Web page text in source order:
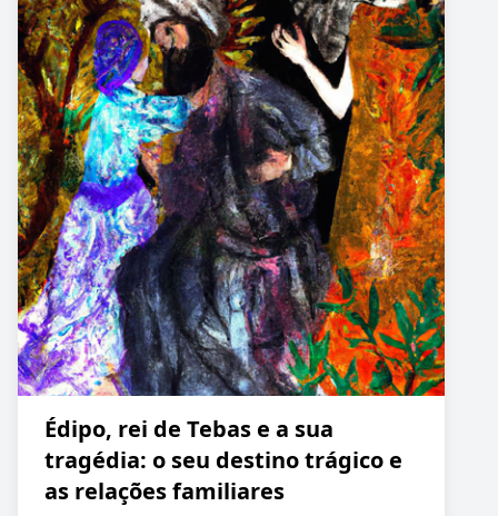
Édipo, rei de Tebas e a sua
tragédia: o seu destino trágico e
as relações familiares